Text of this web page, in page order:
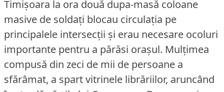
Timişoara la ora două dupa-masă coloane
masive de soldaţi blocau circulaţia pe
principalele intersecţii şi erau necesare ocoluri
importante pentru a părăsi oraşul. Mulţimea
compusă din zeci de mii de persoane a
sfărâmat, a spart vitrinele librăriilor, aruncând